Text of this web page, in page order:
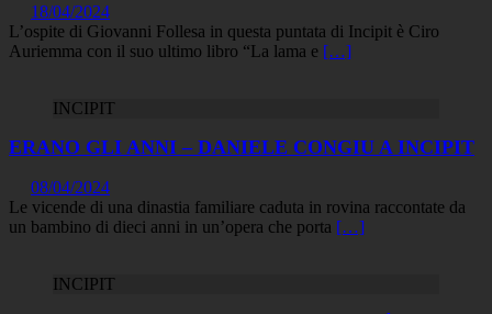
18/04/2024
L’ospite di Giovanni Follesa in questa puntata di Incipit è Ciro
Auriemma con il suo ultimo libro “La lama e […]
INCIPIT
ERANO GLI ANNI – DANIELE CONGIU A INCIPIT
08/04/2024
Le vicende di una dinastia familiare caduta in rovina raccontate da
un bambino di dieci anni in un’opera che porta […]
INCIPIT